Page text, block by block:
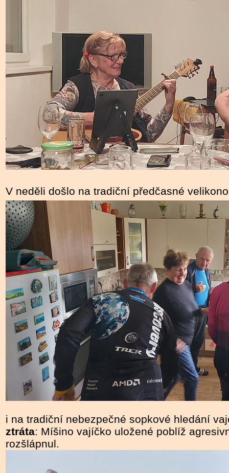
V neděli došlo na tradiční předčasné
i na tradiční nebezpečné sopkové hledání
ztráta: Míšino vajíčko uložené poblíž
rozšlápnul.